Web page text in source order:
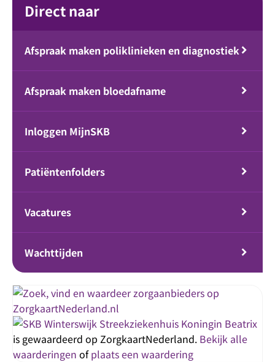
Direct naar
Afspraak maken poliklinieken en diagnostiek
Afspraak maken bloedafname
Inloggen MijnSKB
Patiëntenfolders
Vacatures
Wachttijden
Streekziekenhuis Koningin Beatrix
is gewaardeerd op ZorgkaartNederland. Bekijk alle
waarderingen ofplaats een waardering